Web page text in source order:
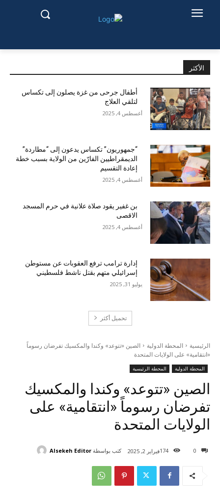
الأكثر
أطفال جرحى من غزة يصلون إلى تكساس
لتلقي العلاج
أغسطس 4, 2025
“جمهوريون” تكساس يدعون إلى “مطاردة”
الديمقراطيين الفارّين من الولاية بسبب خطة
إعادة التقسيم
أغسطس 4, 2025
بن غفير يقود صلاة علانية في حرم المسجد
الاقصى
أغسطس 4, 2025
إدارة ترامب ترفع العقوبات عن مستوطن
إسرائيلي متهم بقتل ناشط فلسطيني
يوليو 31, 2025
تحميل أكثر
الرئيسية المحطة الدولية
الصين «تتوعد» وكندا والمكسيك تفرضان رسوماً
«انتقامية» على الولايات المتحدة
المحطة الدولية المحطة الرئيسية
الصين «تتوعد» وكندا والمكسيك
تفرضان رسوماً «انتقامية» على
الولايات المتحدة
0
174فبراير 2, 2025 كتب بواسطة Alsekeh Editor